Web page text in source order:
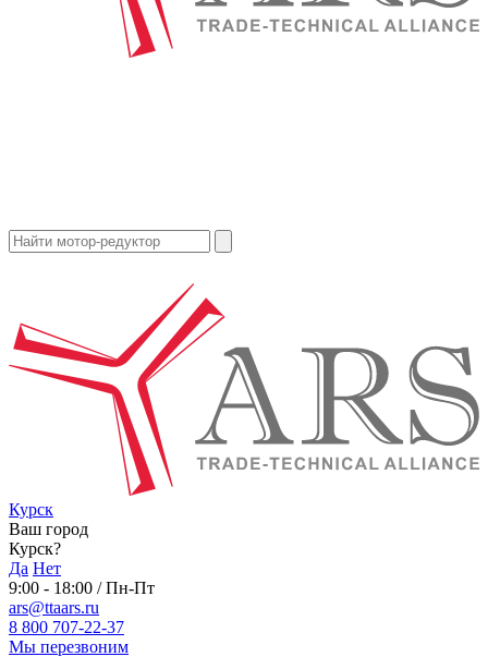
Курск
Ваш город
Курск?
Да Нет
9:00 - 18:00 / Пн-Пт
ars@ttaars.ru
8 800 707-22-37
Мы перезвоним